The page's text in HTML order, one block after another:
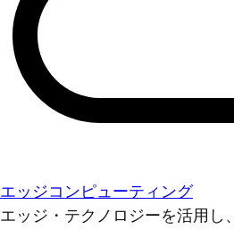
エッジコンピューティング
エッジ・テクノロジーを活用し